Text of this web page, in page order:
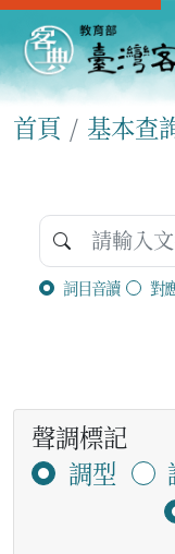
首頁 基本查
詞目音讀 對
聲調標記
調型